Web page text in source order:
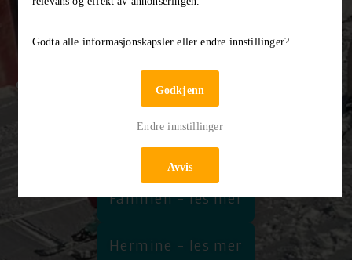
Godta alle informasjonskapsler eller endre innstillinger?
Godkjenn
Endre innstillinger
Avvis
Selv om jobb som BPA også innebærer mange
oppfordres til å kombinere dine egne interesser med
jobben.
Familien - les mer
Hermine - les mer